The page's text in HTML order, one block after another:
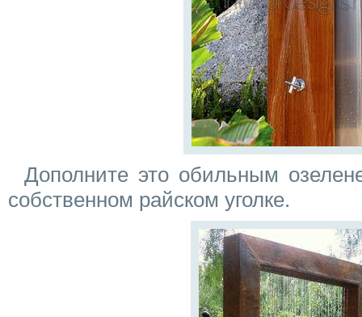
Дополните это обильным
собственном райском уголке.